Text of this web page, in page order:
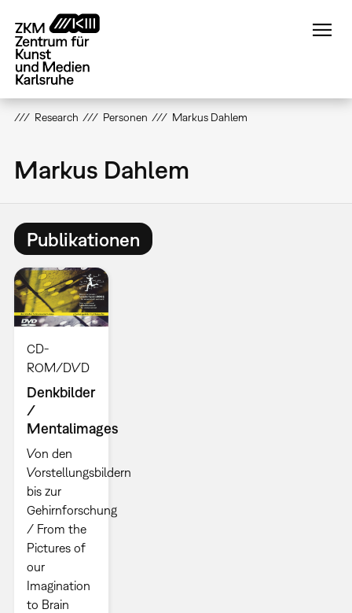
zum
Inhalt
Research Personen Markus Dahlem
Markus Dahlem
Publikationen
CD-
ROM/DVD
Denkbilder
/
Mentalimages
Von den
Vorstellungsbildern
bis zur
Gehirnforschung
/ From the
Pictures of
our
Imagination
to Brain